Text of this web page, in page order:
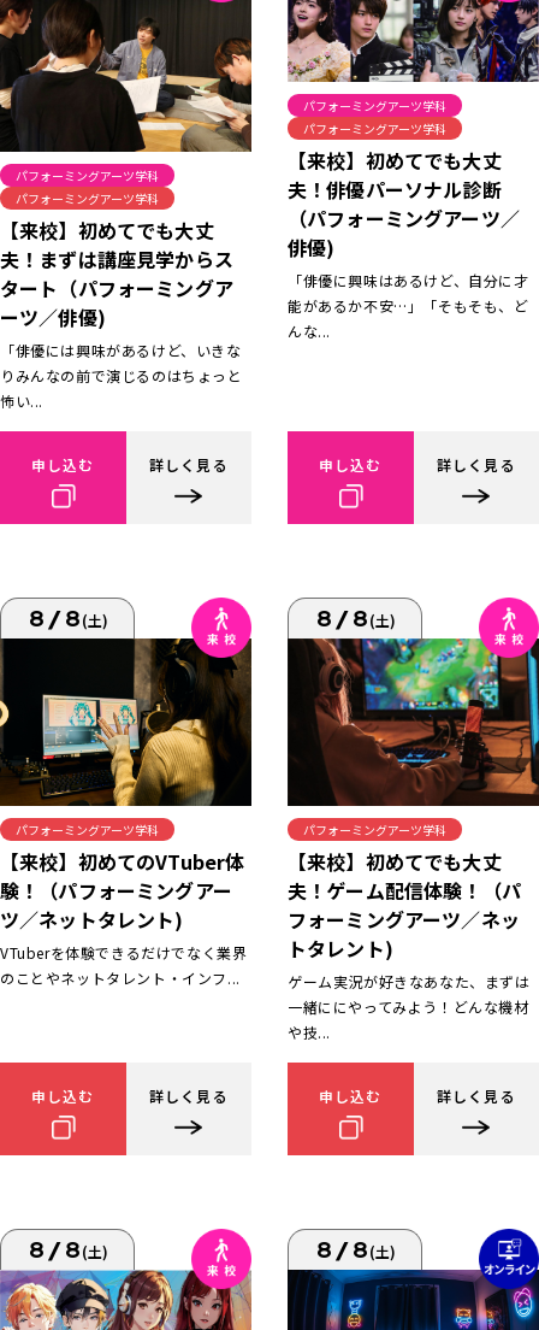
パフォーミングアーツ学科
パフォーミングアーツ学科
【来校】初めてでも大丈
夫！まずは講座見学からス
タート（パフォーミングア
ーツ／俳優)
「俳優には興味があるけど、いきな
りみんなの前で演じるのはちょっと
怖い...
申し込む 詳しく見る
パフォーミングアーツ学科
パフォーミングアーツ学科
【来校】初めてでも大丈
夫！俳優パーソナル診断
（パフォーミングアーツ／
俳優)
「俳優に興味はあるけど、自分に才
能があるか不安…」「そもそも、ど
んな...
申し込む 詳しく見る
8/8(土)
パフォーミングアーツ学科
【来校】初めてのVTuber体
験！（パフォーミングアー
ツ／ネットタレント)
VTuberを体験できるだけでなく業界
のことやネットタレント・インフ...
申し込む 詳しく見る
8/8(土)
パフォーミングアーツ学科
【来校】初めてでも大丈
夫！ゲーム配信体験！（パ
フォーミングアーツ／ネッ
トタレント)
ゲーム実況が好きなあなた、まずは
一緒ににやってみよう！どんな機材
や技...
申し込む 詳しく見る
8/8(土) 8/8(土)